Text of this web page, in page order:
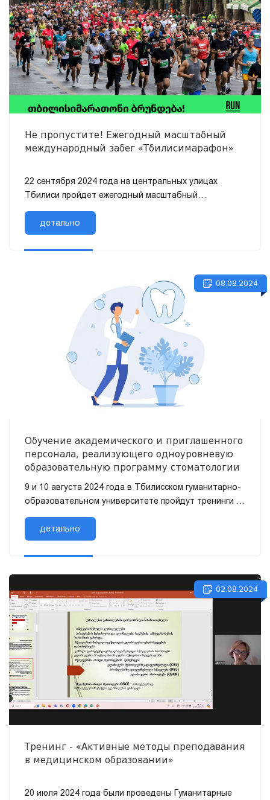
Не пропустите! Ежегодный масштабный
международный забег «Тбилисимарафон»
22 сентября 2024 года на центральных улицах
Тбилиси пройдет ежегодный масштабный
международный забег «Тбилисский марафон»,
организованный ООО «Хайдел...
детально
08.08.2024
Обучение академического и приглашенного
персонала, реализующего одноуровневую
образовательную программу стоматологии
9 и 10 августа 2024 года в Тбилисском гуманитарно-
образовательном университете пройдут тренинги –
для академических и приглашенных сотрудников,
реализующих одноу...
детально
02.08.2024
Тренинг - «Активные методы преподавания
в медицинском образовании»
20 июля 2024 года были проведены Гуманитарные